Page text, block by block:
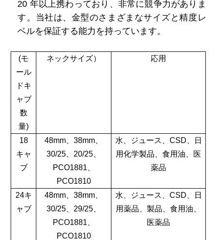
20 年以上携わっており、非常に競争力がありま
す。当社は、金型のさまざまなサイズと精度レ
ベルを保証する能力を持っています。
(モ
ール
ドキ
ャブ
数
量)
ネックサイズ） 応用
18
キャ
ブ
48mm、38mm、
30/25、20/25、
PCO1881、
PCO1810
水、ジュース、CSD、日
用化学製品、食用油、医
薬品
24キ
ャブ
48mm、38mm、
30/25、29/25、
PCO1881、
PCO1810
水、ジュース、CSD、日
用薬品、製品、食用油、
医薬品